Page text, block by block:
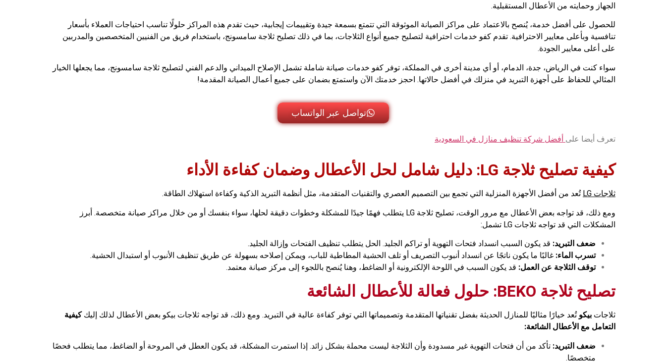
الجهاز وحمايته من الأعطال المستقبلية.
للحصول على أفضل خدمة، يُنصح بالاعتماد على مراكز الصيانة الموثوقة التي تتمتع بسمعة جيدة وتقييمات إيجابية، حيث تقدم هذه المراكز حلولًا تناسب احتياجات العملاء بأسعار
تنافسية وبأعلى معايير الاحترافية. تقدم كفو خدمات احترافية لتصليح جميع أنواع الثلاجات، بما في ذلك تصليح ثلاجة سامسونج، باستخدام فريق من الفنيين المتخصصين والمدربين
على أعلى معايير الجودة.
سواء كنت في الرياض، جدة، الدمام، أو أي مدينة أخرى في المملكة، توفر كفو خدمات صيانة شاملة تشمل الإصلاح الميداني والدعم الفني لتصليح ثلاجة سامسونج، مما يجعلها الخيار
المثالي للحفاظ على أجهزة التبريد في منزلك في أفضل حالاتها. احجز خدمتك الآن واستمتع بضمان على جميع أعمال الصيانة المقدمة!
تواصل عبر الواتساب
تعرف أيضا على أفضل شركة تنظيف منازل في السعودية
كيفية تصليح ثلاجة LG: دليل شامل لحل الأعطال وضمان كفاءة الأداء
ثلاجات LG تُعد من أفضل الأجهزة المنزلية التي تجمع بين التصميم العصري والتقنيات المتقدمة، مثل أنظمة التبريد الذكية وكفاءة استهلاك الطاقة.
ومع ذلك، قد تواجه بعض الأعطال مع مرور الوقت، تصليح ثلاجة LG يتطلب فهمًا جيدًا للمشكلة وخطوات دقيقة لحلها، سواء بنفسك أو من خلال مراكز صيانة متخصصة. أبرز
المشكلات التي قد تواجه ثلاجات LG تشمل:
ضعف التبريد: قد يكون السبب انسداد فتحات التهوية أو تراكم الجليد. الحل يتطلب تنظيف الفتحات وإزالة الجليد.
تسرب الماء: غالبًا ما يكون ناتجًا عن انسداد أنبوب التصريف أو تلف الحشية المطاطية للباب، ويمكن إصلاحه بسهولة عن طريق تنظيف الأنبوب أو استبدال الحشية.
توقف الثلاجة عن العمل: قد يكون السبب في اللوحة الإلكترونية أو الضاغط، وهنا يُنصح باللجوء إلى مركز صيانة معتمد.
تصليح ثلاجة BEKO: حلول فعالة للأعطال الشائعة
ثلاجات بيكو تُعد خيارًا مثاليًا للمنازل الحديثة بفضل تقنياتها المتقدمة وتصميماتها التي توفر كفاءة عالية في التبريد. ومع ذلك، قد تواجه ثلاجات بيكو بعض الأعطال لذلك إليككيفية
التعامل مع الأعطال الشائعة:
ضعف التبريد: تأكد من أن فتحات التهوية غير مسدودة وأن الثلاجة ليست محملة بشكل زائد. إذا استمرت المشكلة، قد يكون العطل في المروحة أو الضاغط، مما يتطلب فحصًا
متخصصًا.